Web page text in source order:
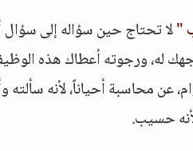
"لا تحتاج حين سؤاله إلى سؤال
له، ورجوته أعطاك هذه
محاسبة أحياناً، لأنه سألته
حسيب.